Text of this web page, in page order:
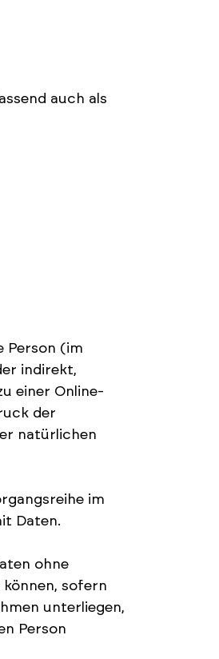
auch als
Person (im
indirekt,
einer Online-
der
natürlichen
im
Daten.
ohne
sofern
unterliegen,
Person